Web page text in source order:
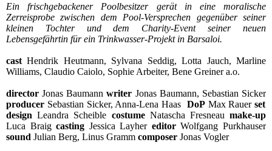
Ein frischgebackener Poolbesitzer gerät in eine moralische
Zerreisprobe zwischen dem Pool-Versprechen gegenüber seiner
kleinen Tochter und dem Charity-Event seiner neuen
Lebensgefährtin für ein Trinkwasser-Projekt in Barsaloi.
cast Hendrik Heutmann, Sylvana Seddig, Lotta Jauch, Marline
Williams, Claudio Caiolo, Sophie Arbeiter, Bene Greiner a.o.
director Jonas Baumann writer Jonas Baumann, Sebastian Sicker
producer Sebastian Sicker, Anna-Lena Haas DoPMax Rauerset
design Leandra Scheible costumeNatascha Fresneau make-up
Luca Braigcasting Jessica Layher editorWolfgang Purkhauser
sound Julian Berg, Linus Gramm composer Jonas Vogler